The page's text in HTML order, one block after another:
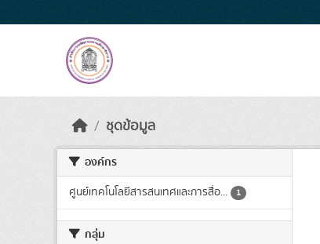
ชุดข้อมูล
องค์กร
ศูนย์เทคโนโลยีสารสนเทศและการสื่อ... 1
กลุ่ม